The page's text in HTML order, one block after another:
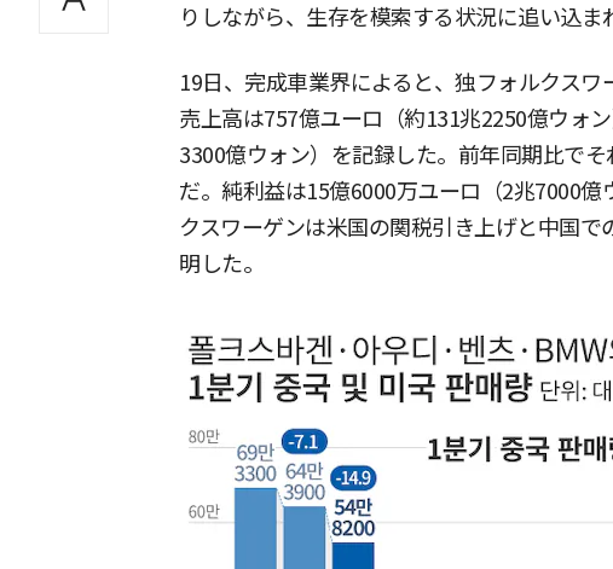
りしながら、生存を模索する状況に追い込ま
19日、完成車業界によると、独フォルクス
売上高は757億ユーロ（約131兆2250億ウォ
3300億ウォン）を記録した。前年同期比で
だ。純利益は15億6000万ユーロ（2兆7000
クスワーゲンは米国の関税引き上げと中国
明した。